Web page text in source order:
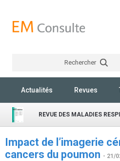
Rechercher
Actualités Revues
REVUE DES MALADIES
Impact de l’imagerie
cancers du poumon - 21/